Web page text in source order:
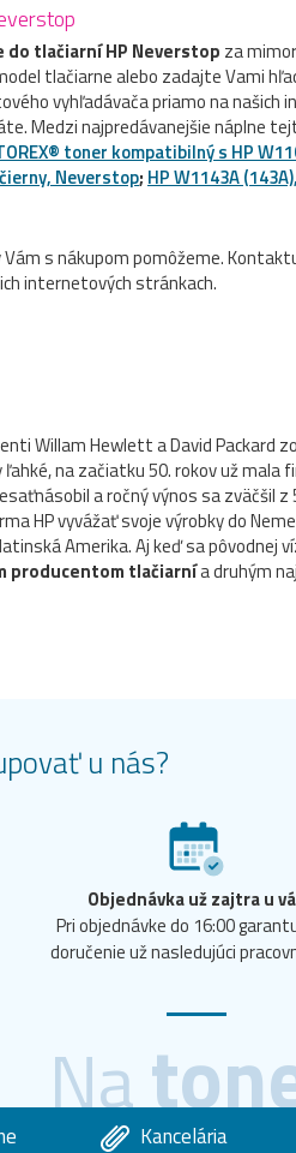
do tlačiarníHP Neverstop za
tlačiarne alebo zadajte Vami
vyhľadávača priamo na našich
Medzi najpredávanejšie náplne
toner kompatibilný s HP
Neverstop; HP W1143A
s nákupom pomôžeme.
internetových stránkach.
Willam Hewlett a David Packard
na začiatku 50. rokov už mala
a ročný výnos sa zväčšil z
HP vyvážať svoje výrobky do
Amerika. Aj keď sa pôvodnej
producentom tlačiarnía druhým
u nás?
Objednávka už zajtra u
Pri objednávke do 16:00
doručenie už nasledujúci
NaKancelária